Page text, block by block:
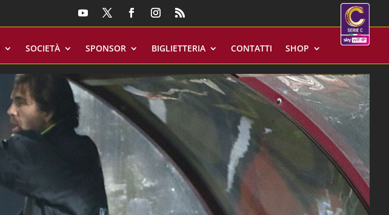
SOCIETÀ SPONSOR BIGLIETTERIA CONTATTI SHOP